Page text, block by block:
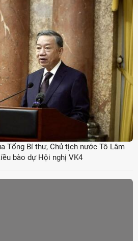
Tổng Bí thư, Chủ tịch nước Tô Lâm
bào dự Hội nghị VK4